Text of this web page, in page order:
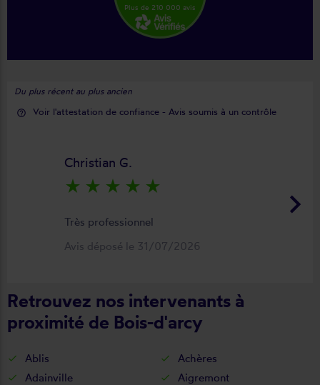
Plus de 210 000 avis
Du plus récent au plus ancien
help_outline Voir l'attestation de confiance - Avis soumis à un contrôle
keyboard_arrow_right
Christian G.
star_rate star_rate star_rate star_rate star_rate
Très professionnel
Avis déposé le 31/07/2026
Retrouvez nos intervenants à
proximité de Bois-d'arcy
Ablis
Achères
Adainville
Aigremont